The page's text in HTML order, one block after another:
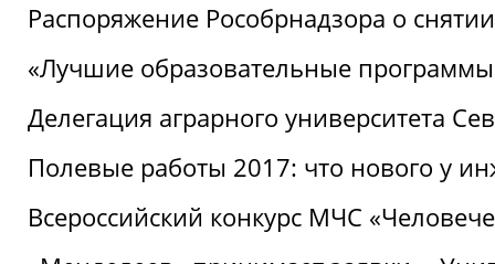
Распоряжение Рособрнадзора о
«Лучшие образовательные
Делегация аграрного университета
Полевые работы 2017: что нового у
Всероссийский конкурс МЧС